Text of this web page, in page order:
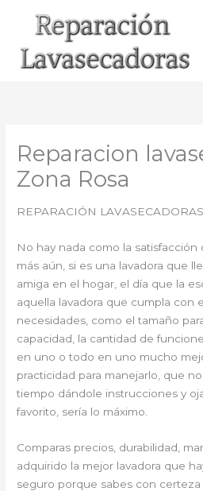
Reparacion
Zona Rosa
REPARACIÓN
No hay nada como la satisfacción
más aún, si es una lavadora que
amiga en el hogar, el día que la
aquella lavadora que cumpla con
necesidades, como el tamaño
capacidad, la cantidad de
en uno o todo en uno mucho
practicidad para manejarlo, que
tiempo dándole instrucciones y
favorito, sería lo máximo.
Comparas precios, durabilidad,
adquirido la mejor lavadora que
seguro porque sabes con certeza